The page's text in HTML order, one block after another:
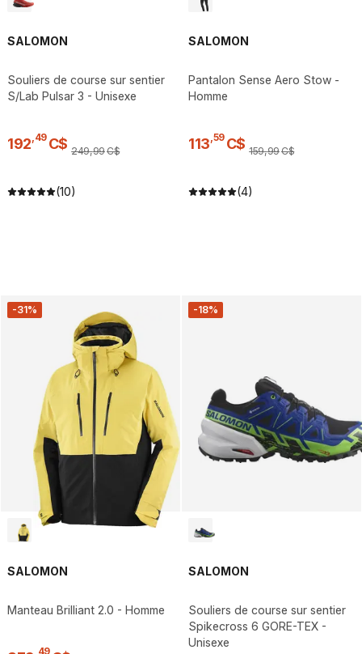
SALOMON
Souliers de course sur sentier
S/Lab Pulsar 3 - Unisexe
192,49 C$ 249,99C$
(10)
SALOMON
Pantalon Sense Aero Stow -
Homme
113,59 C$ 159,99C$
(4)
-31%
SALOMON
Manteau Brilliant 2.0 - Homme
49
-18%
SALOMON
Souliers de course sur sentier
Spikecross 6 GORE-TEX -
Unisexe